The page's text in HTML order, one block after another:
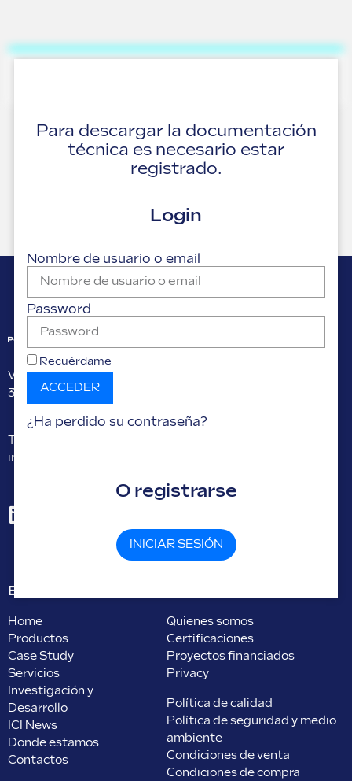
Para descargar la documentación
técnica es necesario estar
registrado.
Login
Nombre de usuario o email
Password
Recuérdame
ACCEDER
¿Ha perdido su contraseña?
O registrarse
INICIAR SESIÓN
Via G. Pascoli 38
37059, Campagnola di Zevio (VR) Italy
Tel.
info@icicaldaie.com
ENLACES ÚTILES
Home
Productos
Case Study
Servicios
Investigación y
Desarrollo
ICI News
Donde estamos
Contactos
Quienes somos
Certificaciones
Proyectos financiados
Privacy
Política de calidad
Política de seguridad y medio
ambiente
Condiciones de venta
Condiciones de compra